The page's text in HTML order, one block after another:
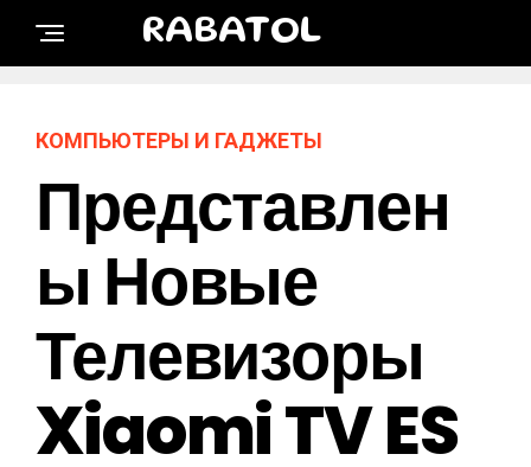
RABATOL
КОМПЬЮТЕРЫ И ГАДЖЕТЫ
Представлен
Ы Новые
Телевизоры
Xiaomi TV ES